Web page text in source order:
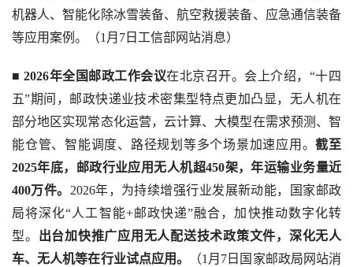
机器人、智能化除冰雪装备、航空救援装备、应急通信装备
等应用案例。（1月7日工信部网站消息）
■ 2026年全国邮政工作会议在北京召开。会上介绍，“十四
五”期间，邮政快递业技术密集型特点更加凸显，无人机在
部分地区实现常态化运营，云计算、大模型在需求预测、智
能仓管、智能调度、路径规划等多个场景加速应用。截至
2025年底，邮政行业应用无人机超450架，年运输业务量近
400万件。 2026年，为持续增强行业发展新动能，国家邮政
局将深化“人工智能+邮政快递”融合，加快推动数字化转
型。 出台加快推广应用无人配送技术政策文件，深化无人
车、无人机等在行业试点应用。
（1月7日国家邮政局网站消